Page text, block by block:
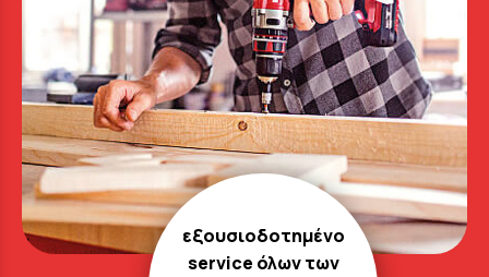
εξουσιοδοτημένο
service όλων των